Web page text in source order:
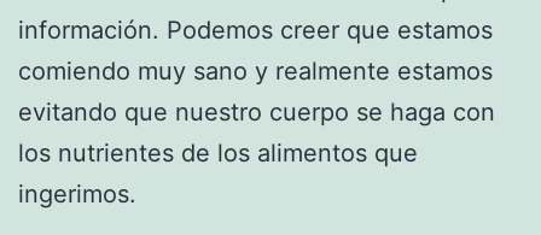
información. Podemos creer que estamos
comiendo muy sano y realmente estamos
evitando que nuestro cuerpo se haga con
los nutrientes de los alimentos que
ingerimos.